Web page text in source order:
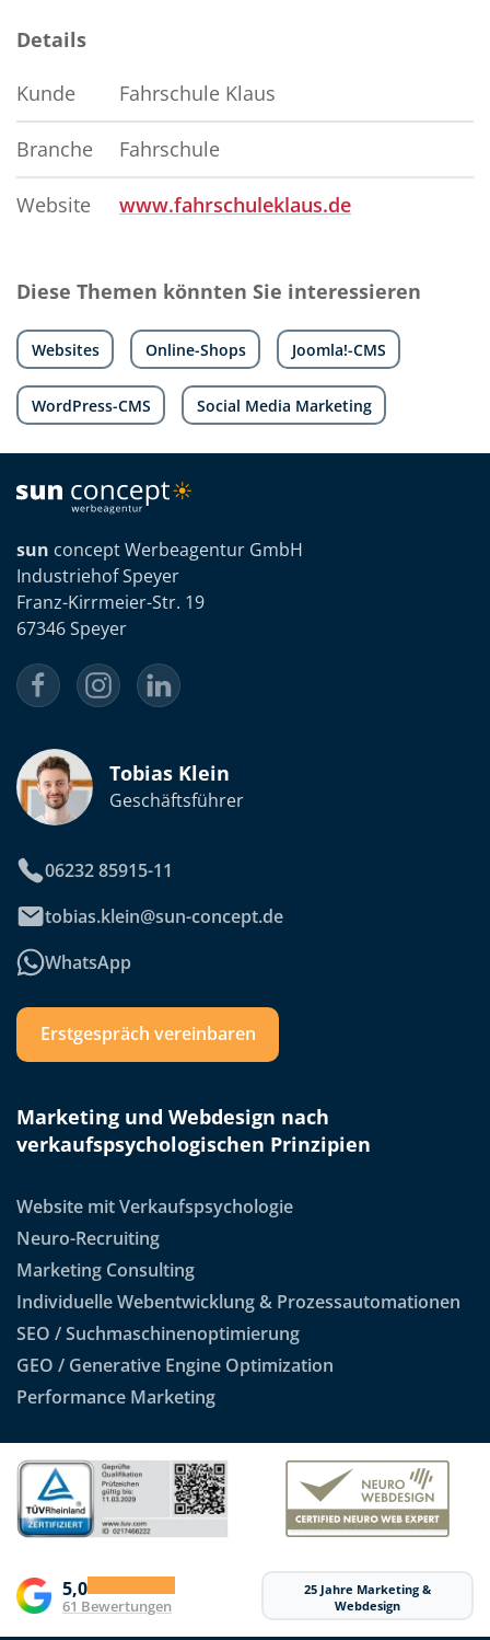
Details
Kunde Fahrschule Klaus
Branche Fahrschule
Website www.fahrschuleklaus.de
Diese Themen könnten Sie interessieren
Websites Online-Shops Joomla!-CMS
WordPress-CMS Social Media Marketing
sun concept Werbeagentur GmbH
Industriehof Speyer
Franz-Kirrmeier-Str. 19
67346 Speyer
Tobias Klein
Geschäftsführer
06232 85915-11
tobias.klein@sun-concept.de
WhatsApp
Erstgespräch vereinbaren
Marketing und Webdesign nach
verkaufspsychologischen Prinzipien
Website mit Verkaufspsychologie
Neuro-Recruiting
Marketing Consulting
Individuelle Webentwicklung & Prozessautomationen
SEO / Suchmaschinenoptimierung
GEO / Generative Engine Optimization
Performance Marketing
5,0
61 Bewertungen
25 Jahre Marketing &
Webdesign